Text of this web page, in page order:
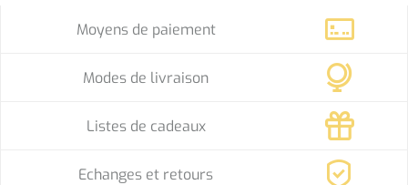
Moyens de paiement
Modes de livraison
Listes de cadeaux
Echanges et retours